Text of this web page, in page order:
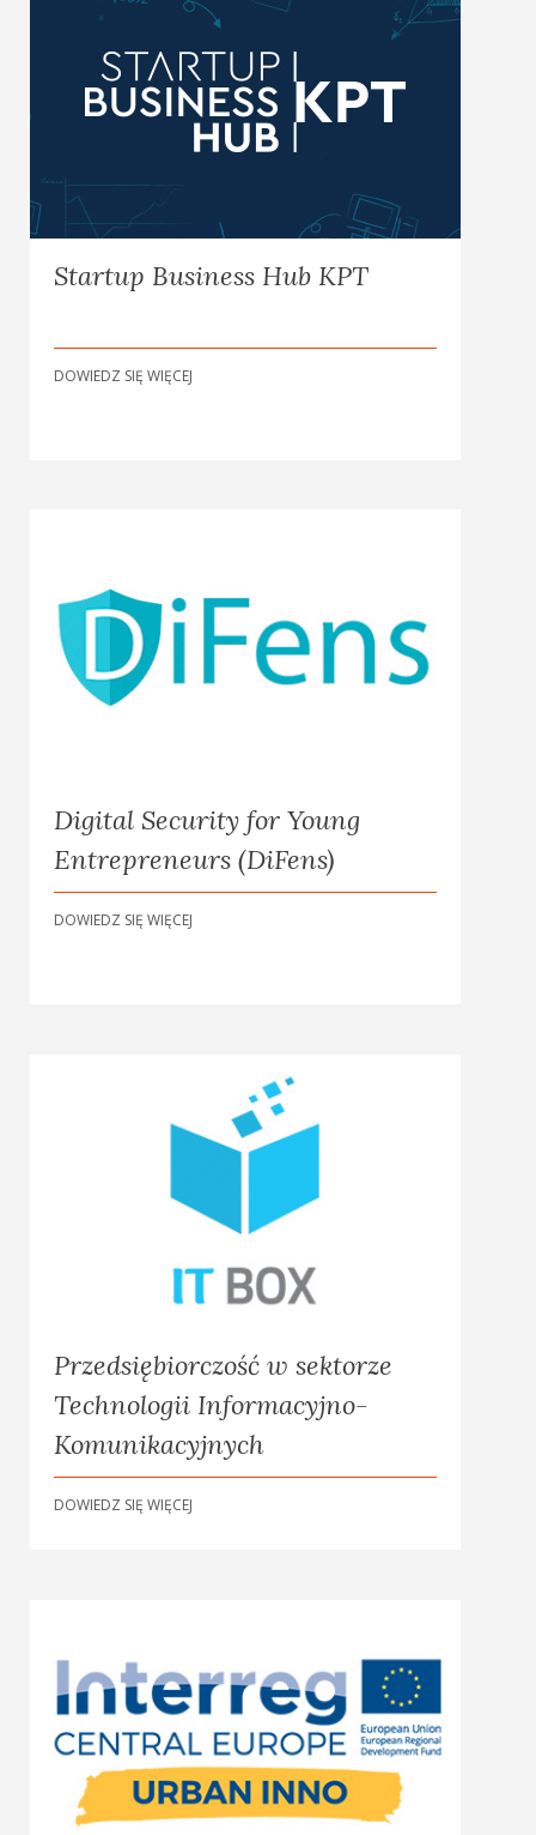
Startup Business Hub KPT
DOWIEDZ SIĘ WIĘCEJ
Digital Security for Young
Entrepreneurs (DiFens)
DOWIEDZ SIĘ WIĘCEJ
Przedsiębiorczość w sektorze
Technologii Informacyjno-
Komunikacyjnych
DOWIEDZ SIĘ WIĘCEJ